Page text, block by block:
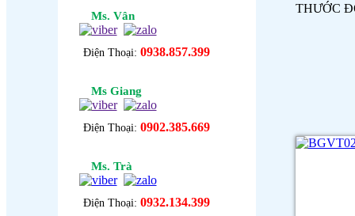
Ms. Vân
Điện Thoại: 0938.857.399
Ms Giang
Điện Thoại: 0902.385.669
Ms. Trà
Điện Thoại: 0932.134.399
THƯỚC